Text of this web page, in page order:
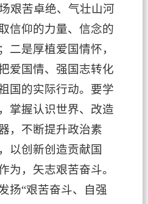
艰苦卓绝、气壮山河
信仰的力量、信念的
二是厚植爱国情怀，
爱国情、强国志转化
国的实际行动。要学
掌握认识世界、改造
，不断提升政治素
以创新创造贡献国
为，矢志艰苦奋斗。
扬“艰苦奋斗、自强